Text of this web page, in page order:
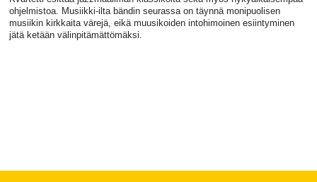
ohjelmistoa. Musiikki-ilta bändin seurassa on täynnä monipuolisen
musiikin kirkkaita värejä, eikä muusikoiden intohimoinen esiintyminen
jätä ketään välinpitämättömäksi.